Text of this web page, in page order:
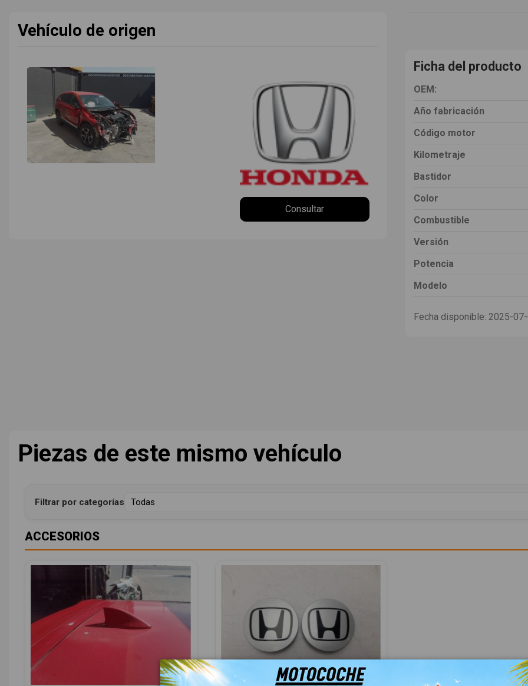
Vehículo de origen
Consultar
Ficha del producto
OEM:
Año fabricación
Código motor
Kilometraje
Bastidor
Color
Combustible
Versión
Potencia
Modelo
Fecha disponible: 2025-
Piezas de este mismo vehículo
Filtrar por categorías
ACCESORIOS